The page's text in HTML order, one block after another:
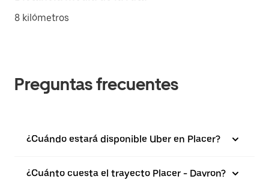
8 kilómetros
Preguntas frecuentes
¿Cuándo estará disponible Uber en Placer?
¿Cuánto cuesta el trayecto Placer - Davron?